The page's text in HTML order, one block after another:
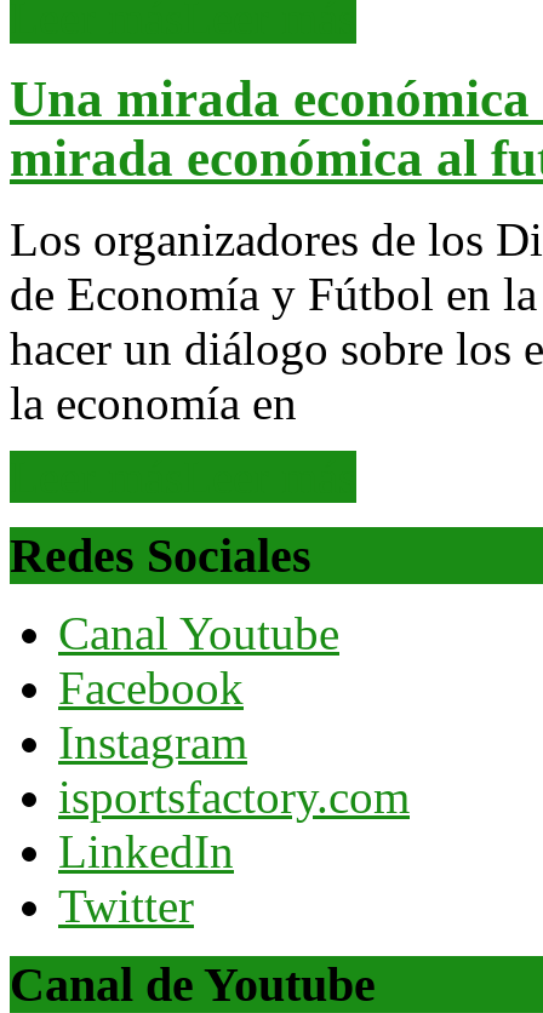
Una mirada
mirada económica al
Los organizadores de los
de Economía y Fútbol en
hacer un diálogo sobre los
la economía en
Redes Sociales
Canal Youtube
Facebook
Instagram
isportsfactory.com
LinkedIn
Twitter
Canal de Youtube